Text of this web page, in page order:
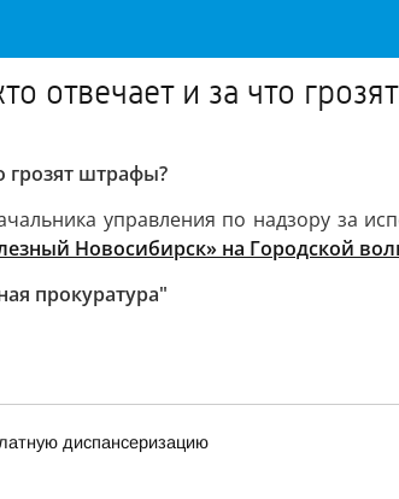
отвечает и за что
грозят штрафы?
управления по надзору за
Новосибирск» на Городской
прокуратура"
диспансеризацию